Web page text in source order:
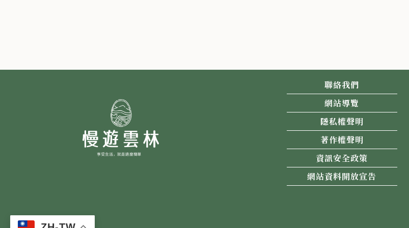
聯絡我們
網站導覽
隱私權聲明
著作權聲明
資訊安全政策
網站資料開放宣告